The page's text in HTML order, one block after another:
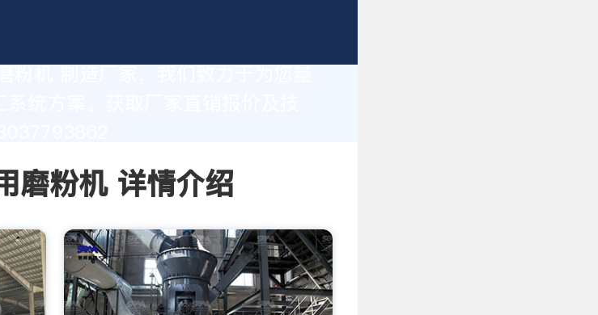
统方案。获取厂家直销报价及技
磨粉机 详情介绍